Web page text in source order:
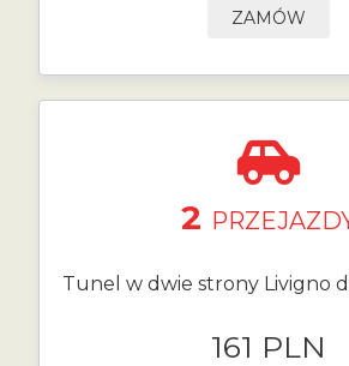
ZAMÓW
2
Tunel w dwie strony Livigno
161 PLN